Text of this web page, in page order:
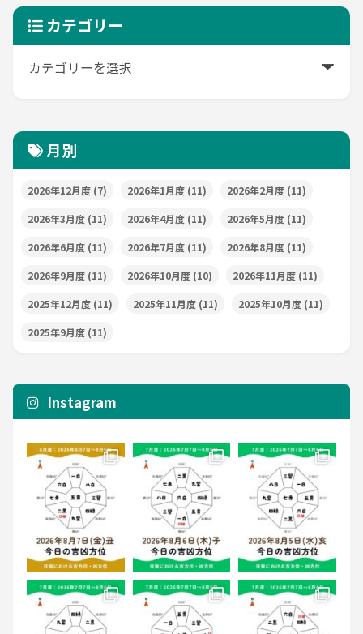
カテゴリー
月別
2026年12月度 (7) 2026年1月度 (11) 2026年2月度 (11)
2026年3月度 (11) 2026年4月度 (11) 2026年5月度 (11)
2026年6月度 (11) 2026年7月度 (11) 2026年8月度 (11)
2026年9月度 (11) 2026年10月度 (10) 2026年11月度 (11)
2025年12月度 (11) 2025年11月度 (11) 2025年10月度 (11)
2025年9月度 (11)
Instagram